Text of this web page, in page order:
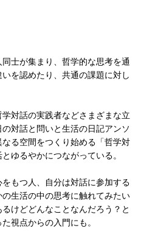
士が集まり、哲学的な思考を通
を認めたり、共通の課題に対し
対話の実践者などさまざまな立
対話と問いと生活の日記アンソ
る空間をつくり始める「哲学対
ゆるやかにつながっている。
もつ人、自分は対話に参加する
生活の中の思考に触れてみたい
けどどんなことなんだろう？と
視点からの入門にも。